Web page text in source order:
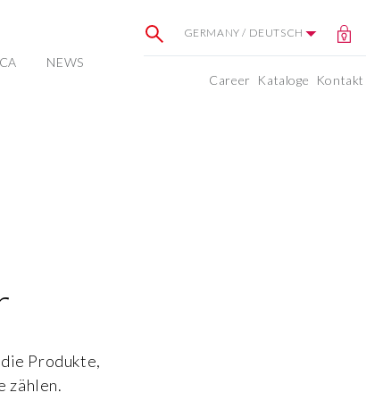
NEWS
GERMANY / DEUTSCH
Career Kataloge Kontakt
Produkte,
zählen.